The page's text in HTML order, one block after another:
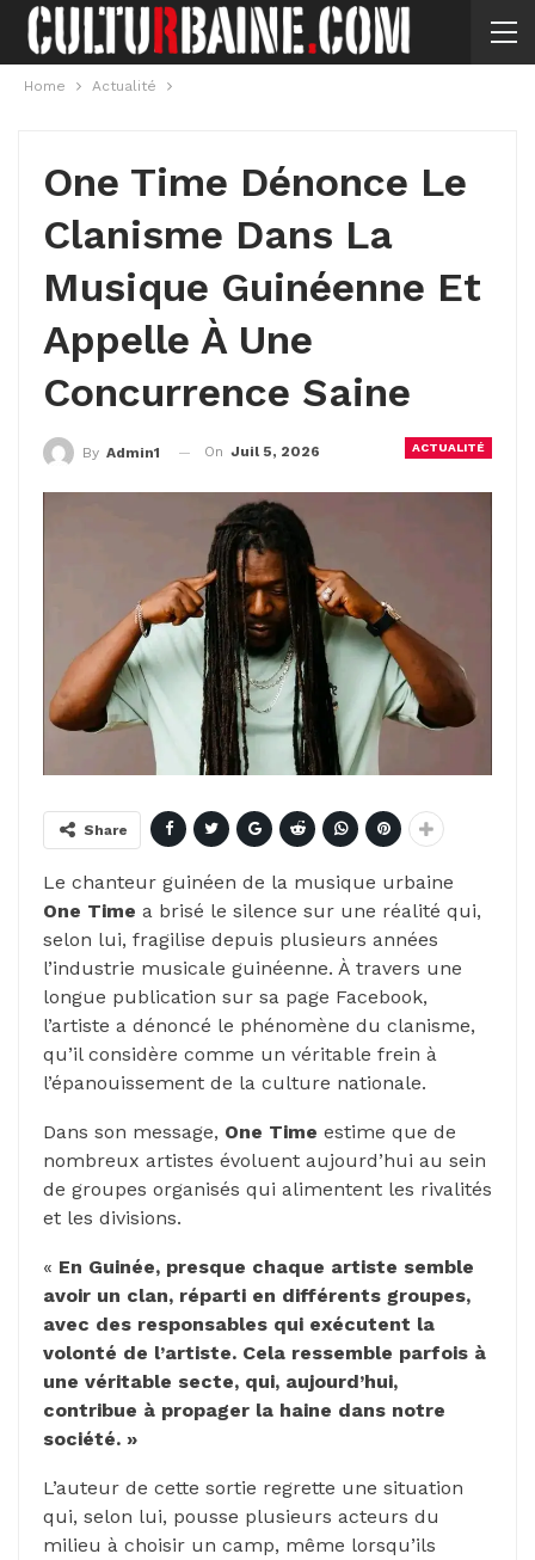
Home Actualité
One Time Dénonce Le
Clanisme Dans La
Musique Guinéenne Et
Appelle À Une
Concurrence Saine
ACTUALITÉ
By Admin1 On Juil 5, 2026
Share
Le chanteur guinéen de la musique urbaine
One Time a brisé le silence sur une réalité qui,
selon lui, fragilise depuis plusieurs années
l’industrie musicale guinéenne. À travers une
longue publication sur sa page Facebook,
l’artiste a dénoncé le phénomène du clanisme,
qu’il considère comme un véritable frein à
l’épanouissement de la culture nationale.
Dans son message, One Time estime que de
nombreux artistes évoluent aujourd’hui au sein
de groupes organisés qui alimentent les rivalités
et les divisions.
« En Guinée, presque chaque artiste semble
avoir un clan, réparti en différents groupes,
avec des responsables qui exécutent la
volonté de l’artiste. Cela ressemble parfois à
une véritable secte, qui, aujourd’hui,
contribue à propager la haine dans notre
société. »
L’auteur de cette sortie regrette une situation
qui, selon lui, pousse plusieurs acteurs du
milieu à choisir un camp, même lorsqu’ils